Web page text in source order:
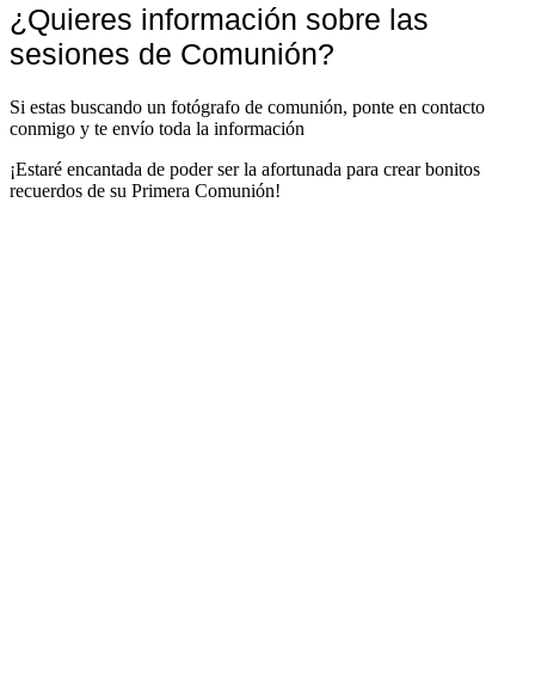
¿Quieres información sobre las
sesiones de Comunión?
Si estas buscando un fotógrafo de comunión, ponte en contacto
conmigo y te envío toda la información
¡Estaré encantada de poder ser la afortunada para crear bonitos
recuerdos de su Primera Comunión!